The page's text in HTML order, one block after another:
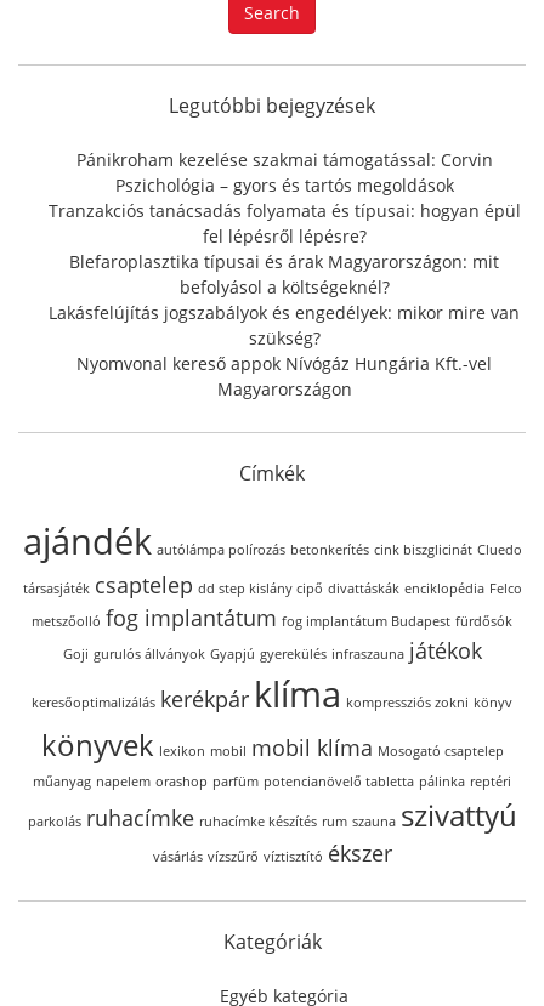
r
f
r
:
Search
Legutóbbi bejegyzések
Pánikroham kezelése szakmai támogatással: Corvin
Pszichológia – gyors és tartós megoldások
Tranzakciós tanácsadás folyamata és típusai: hogyan épül
fel lépésről lépésre?
Blefaroplasztika típusai és árak Magyarországon: mit
befolyásol a költségeknél?
Lakásfelújítás jogszabályok és engedélyek: mikor mire van
szükség?
Nyomvonal kereső appok Nívógáz Hungária Kft.-vel
Magyarországon
Címkék
ajándék autólámpa polírozás betonkerítés cink biszglicinát Cluedo
társasjáték csaptelep dd step kislány cipő divattáskák enciklopédia Felco
metszőolló fog implantátum fog implantátum Budapest fürdősók
Goji gurulós állványok Gyapjú gyerekülés infraszauna játékok
keresőoptimalizálás kerékpár klíma kompressziós zokni könyv
könyvek lexikon mobil mobil klíma Mosogató csaptelep
műanyag napelem orashop parfüm potencianövelő tabletta pálinka reptéri
parkolás ruhacímke ruhacímke készítés rum szauna szivattyú
vásárlás vízszűrő víztisztító ékszer
Kategóriák
Egyéb kategória